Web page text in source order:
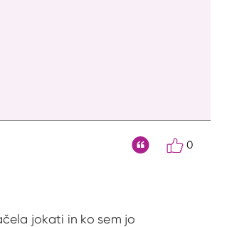
jokati in ko sem jo
0